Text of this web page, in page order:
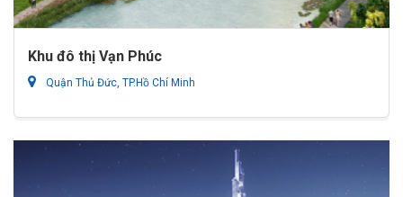
Khu đô thị Vạn Phúc
Quận Thủ Đức, TP.Hồ Chí Minh